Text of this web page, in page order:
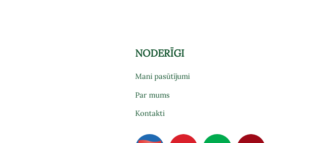
NODERĪGI
Mani pasūtījumi
Par mums
Kontakti